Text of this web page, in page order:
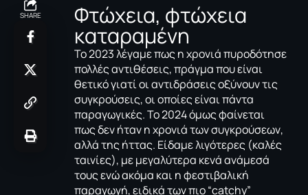
SHARE Φτώχεια, φτώχεια
καταραμένη
Το 2023 λέγαμε πως η χρονιά πυροδότησε
πολλές αντιθέσεις, πράγμα που είναι
θετικό γιατί οι αντιδράσεις οξύνουν τις
συγκρούσεις, οι οποίες είναι πάντα
παραγωγικές. Το 2024 όμως φαίνεται
πως δεν ήταν η χρονιά των συγκρούσεων,
αλλά της ήττας. Είδαμε λιγότερες (καλές
ταινίες), με μεγαλύτερα κενά ανάμεσά
τους ενώ ακόμα και η φεστιβαλική
παραγωγή, ειδικά των πιο “catchy”